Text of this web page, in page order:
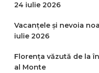
24 iulie 2026
Vacanțele și nevoia
iulie 2026
Florența văzută de la
al Monte